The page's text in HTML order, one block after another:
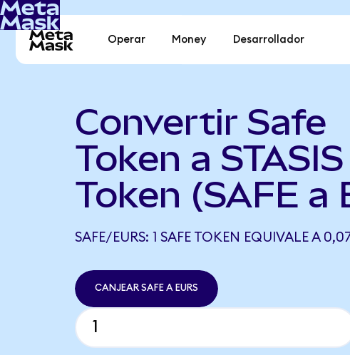
Operar Money Desarrollador
Convertir Safe
Token a
Token (SAFE a
SAFE/EURS: 1 SAFE TOKEN EQUIVALE A
CANJEAR SAFE A EURS